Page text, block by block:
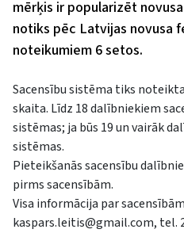
mērķis ir popularizēt
notiks pēc Latvijas novusa
noteikumiem 6 setos.
Sacensību sistēma tiks
skaita. Līdz 18 dalībniekiem
sistēmas; ja būs 19 un vairāk
sistēmas.
Pieteikšanās sacensību
pirms sacensībām.
Visa informācija par
kaspars.leitis@gmail.com, tel.